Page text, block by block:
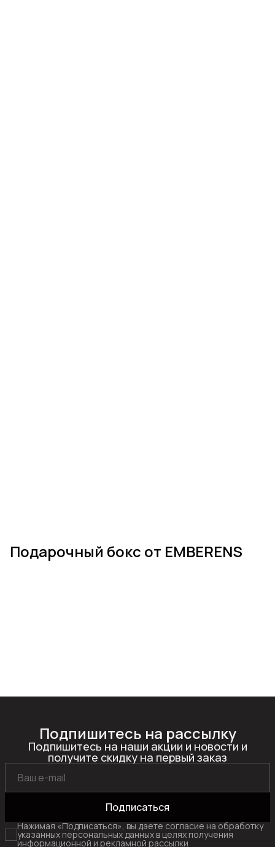
Подарочный бокс от EMBERENS
Подпишитесь на рассылку
Подпишитесь на наши акции и новости и
получите скидку на первый заказ
Подписаться
Нажимая «Подписаться», вы даете согласие на обработку
указанных персональных данных в целях получения
информационной и рекламной рассылки